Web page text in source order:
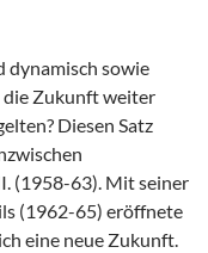
dynamisch sowie
die Zukunft weiter
Diesen Satz
(1958-63). Mit seiner
(1962-65) eröffnete
eine neue Zukunft.